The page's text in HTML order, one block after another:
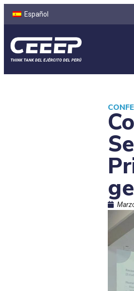
Español